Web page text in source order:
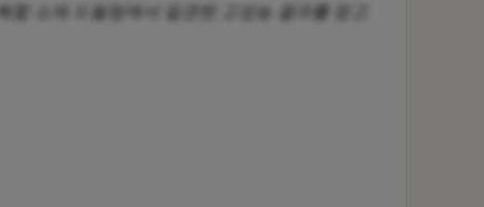
소재 드릴링에서 일관된 고성능 결과를 얻고